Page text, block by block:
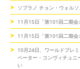
ソプラノ チョン・ウォル
11月15日「第101回二期会
11月15日「第101回二期会
10月24日、ワールドプレミ
ペーター・コンヴィチュニ
い